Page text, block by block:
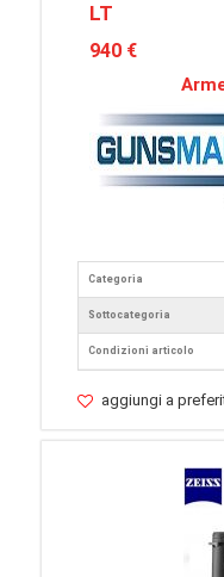
LT
940 €
Categoria
Sottocategoria
Condizioni articolo
aggiungi a